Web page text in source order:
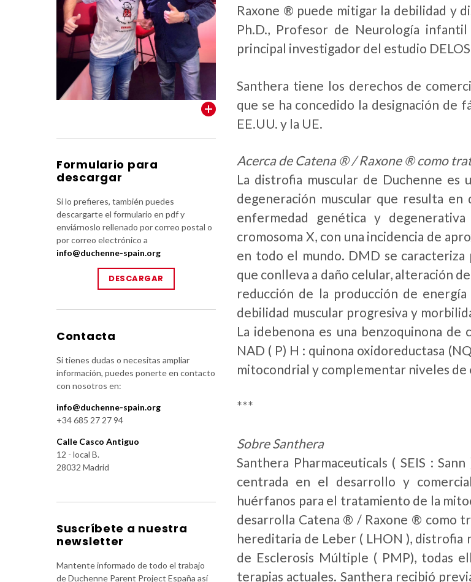
Raxone ® puede mitigar la debilidad y
Ph.D., Profesor de Neurología
principal investigador del estudio
Santhera tiene los derechos de
que se ha concedido la designación
EE.UU. y la UE.
Acerca de Catena ® / Raxone ® como
La distrofia muscular de Duchenne es
degeneración muscular que resulta en
enfermedad genética y
cromosoma X, con una incidencia de
en todo el mundo. DMD se
que conlleva a daño celular, alteración
reducción de la producción de
debilidad muscular progresiva y
La idebenona es una benzoquinona
NAD ( P) H : quinona oxidoreductasa
mitocondrial y complementar niveles de
***
Sobre Santhera
Santhera Pharmaceuticals ( SEIS :
centrada en el desarrollo y
huérfanos para el tratamiento de la
desarrolla Catena ® / Raxone ® como
hereditaria de Leber ( LHON ), distrofia
de Esclerosis Múltiple ( PMP), todas
terapias actuales. Santhera recibió
Formulario para
descargar
Si lo prefieres, también puedes
descargarte el formulario en pdf y
enviárnoslo rellenado por correo postal o
por correo electrónico a
info@duchenne-spain.org
DESCARGAR
Contacta
Si tienes dudas o necesitas ampliar
información, puedes ponerte en contacto
con nosotros en:
info@duchenne-spain.org
+34 685 27 27 94
Calle Casco Antiguo
12 - local B.
28032 Madrid
Suscríbete a nuestra
newsletter
Mantente informado de todo el trabajo
de Duchenne Parent Project España así